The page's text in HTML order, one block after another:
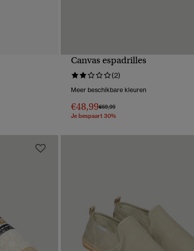
SNELLE WEERGAVE
Canvas espadrilles
(2)
Meer beschikbare kleuren
€48,99Prijs verlaagd van
€69,99naar
Je bespaart 30%